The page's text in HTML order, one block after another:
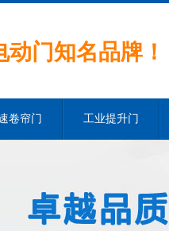
动门知名品牌！
卷帘门 工业提升门